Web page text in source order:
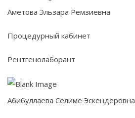
Аметова Эльзара Ремзиевна
Процедурный кабинет
Рентгенолаборант
Абибуллаева Селиме Эскендеровна